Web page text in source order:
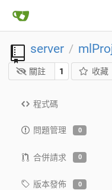
server /
關註 1 收藏
程式碼
問題管理 0
合併請求 0
版本發佈 0